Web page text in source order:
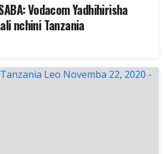
Vodacom Yadhihirisha
nchini Tanzania